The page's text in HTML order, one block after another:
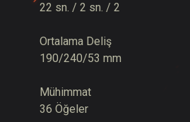
22 sn. / 2 sn. / 2
Ortalama Deliş
190/240/53 mm
Mühimmat
36 Öğeler